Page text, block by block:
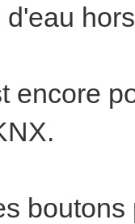
encore